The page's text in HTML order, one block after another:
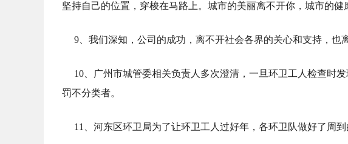
坚持自己的位置，穿梭在马路上。城市的美丽离不开你，城市的
9、我们深知，公司的成功，离不开社会各界的关心和支持，也
10、广州市城管委相关负责人多次澄清，一旦环卫工人检查时
罚不分类者。
11、河东区环卫局为了让环卫工人过好年，各环卫队做好了周到